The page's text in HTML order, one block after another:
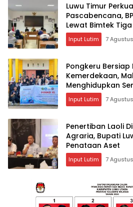
Luwu Timur
Pascabencana,
Lewat Bimtek
Input Lutim 7
Pongkeru
Kemerdekaan,
Menghidupkan
Input Lutim 7
Penertiban Laoli
Agraria, Bupati
Penataan Aset
Input Lutim 7